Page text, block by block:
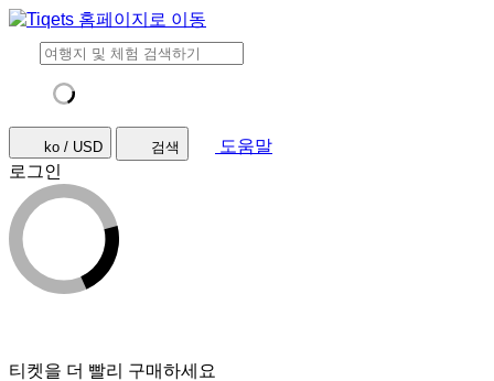
ko / USD 검색
도움말
로그인
티켓을 더 빨리 구매하세요